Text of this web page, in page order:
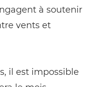
à soutenir
vents et
il est impossible